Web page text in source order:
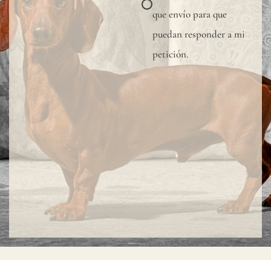
que envío para que
puedan responder a mi
petición.
para
la
Dado
el
lino
es
fibra